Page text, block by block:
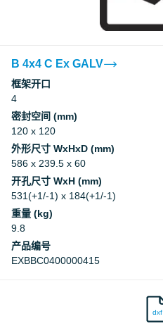
B 4x4 C Ex GALV
框架开口
4
密封空间 (mm)
120 x 120
外形尺寸 WxHxD (mm)
586 x 239.5 x 60
开孔尺寸 WxH (mm)
531(+1/-1) x 184(+1/-1)
重量 (kg)
9.8
产品编号
EXBBC0400000415
dxf